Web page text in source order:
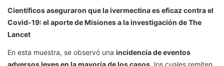
Científicos aseguraron que la ivermectina es eficaz contra el
Covid-19: el aporte de Misiones a la investigación de The
Lancet
En esta muestra, se observó una incidencia de eventos
adversos leves en la mayoría de los casos, los cuales remiten